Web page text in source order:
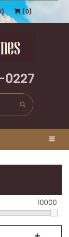
(0)
0227
10000